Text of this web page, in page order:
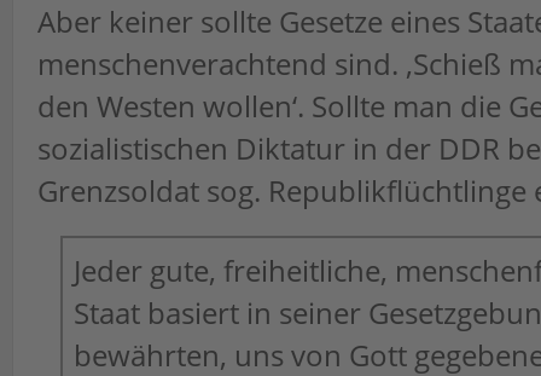
Aber keiner sollte Gesetze eines
menschenverachtend sind. ‚Schieß
den Westen wollen‘. Sollte man die
sozialistischen Diktatur in der DDR
Grenzsoldat sog. Republikflüchtlinge
Jeder gute, freiheitliche,
Staat basiert in seiner
bewährten, uns von Gott